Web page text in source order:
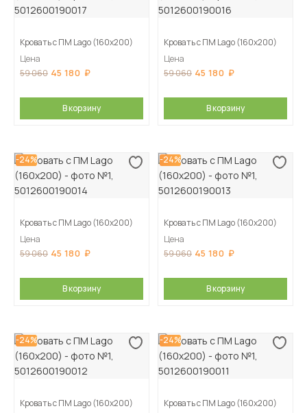
Кровать с ПМ Lago (160х200)
Цена
59 060 45 180
В корзину
Кровать с ПМ Lago (160х200)
Цена
59 060 45 180
В корзину
-24%
Кровать с ПМ Lago (160х200)
Цена
59 060 45 180
В корзину
-24%
Кровать с ПМ Lago (160х200)
Цена
59 060 45 180
В корзину
-24%
Кровать с ПМ Lago (160х200)
-24%
Кровать с ПМ Lago (160х200)